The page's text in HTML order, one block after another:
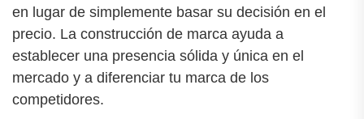
en lugar de simplemente basar su decisión en el
precio. La construcción de marca ayuda a
establecer una presencia sólida y única en el
mercado y a diferenciar tu marca de los
competidores.